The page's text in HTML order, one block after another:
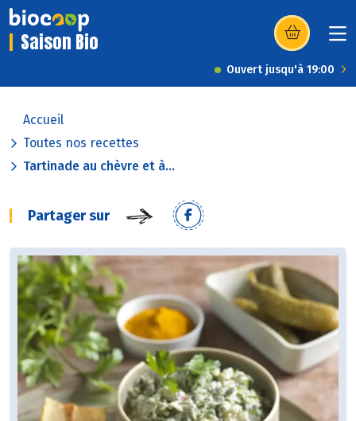
Saison Bio (s’ouvre dans
Ouvert jusqu'à 19:00
Accueil
Toutes nos recettes
Tartinade au chèvre et à...
Partager sur